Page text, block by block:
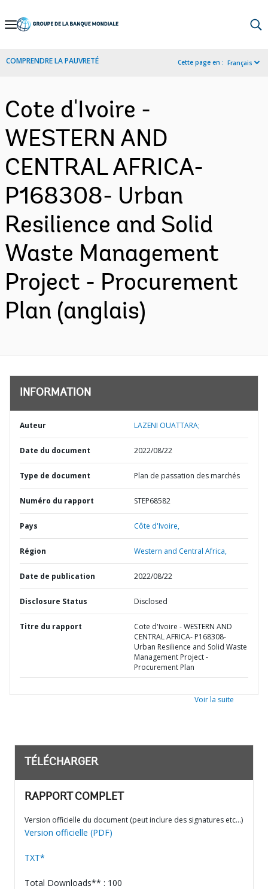
Skip
Navigation
COMPRENDRE LA PAUVRETÉ Cette page en : Français
Cote d'Ivoire -
WESTERN AND
CENTRAL AFRICA-
P168308- Urban
Resilience and Solid
Waste Management
Project - Procurement
Plan (anglais)
INFORMATION
Auteur LAZENI OUATTARA;
Date du document 2022/08/22
Type de document Plan de passation des marchés
Numéro du rapport STEP68582
Pays Côte d'Ivoire,
Région Western and Central Africa,
Date de publication 2022/08/22
Disclosure Status Disclosed
Titre du rapport
Cote d'Ivoire - WESTERN AND
CENTRAL AFRICA- P168308-
Urban Resilience and Solid Waste
Management Project -
Procurement Plan
Voir la suite
TÉLÉCHARGER
RAPPORT COMPLET
Version officielle du document (peut inclure des signatures etc…)
Version officielle (PDF)
TXT*
Total Downloads** : 100